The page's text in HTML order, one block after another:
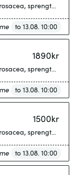
sprengte
to 13.08. 10:00
1890kr
sprengte
to 13.08. 10:00
1500kr
sprengte
to 13.08. 10:00